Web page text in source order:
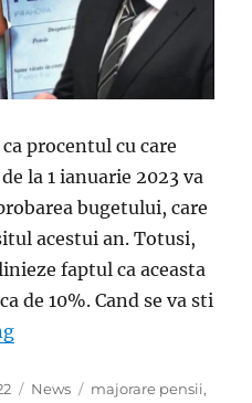
procentul cu care
la 1 ianuarie 2023 va
bugetului, care
acestui an. Totusi,
faptul ca aceasta
de 10%. Cand se va sti
„Marius Budai, anunt
Categories
News Tags
majorare pensii,